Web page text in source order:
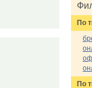
По
По